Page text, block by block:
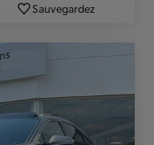
Sauvegardez